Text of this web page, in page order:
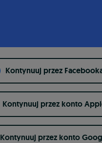
Kontynuuj przez
Kontynuuj przez konto
Kontynuuj przez konto